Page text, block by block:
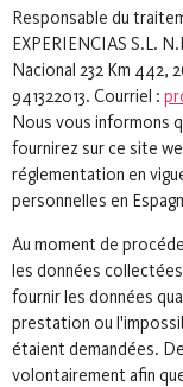
Responsable du
EXPERIENCIAS S.L.
Nacional 232 Km 442,
941322013. Courriel :
Nous vous informons
fournirez sur ce site
réglementation en
personnelles en
Au moment de
les données
fournir les données
prestation ou
étaient demandées.
volontairement afin